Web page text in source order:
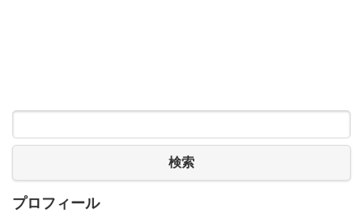
検索
プロフィール